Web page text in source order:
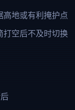
地或有利掩护点
打空后不及时切换